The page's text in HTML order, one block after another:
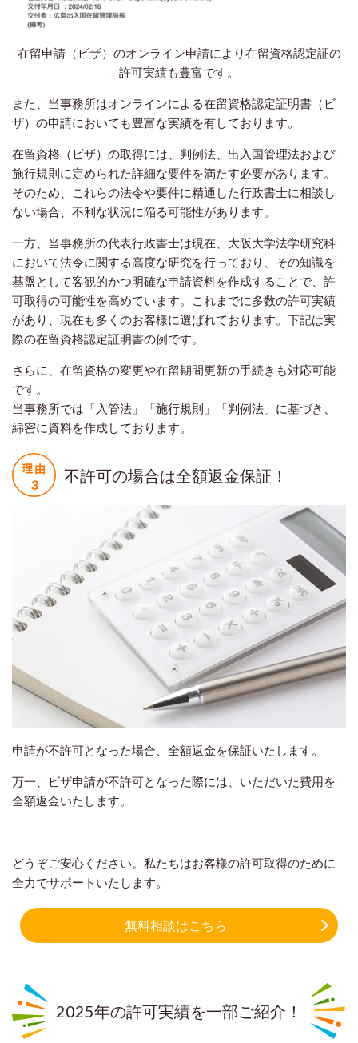
在留申請（ビザ）のオンライン申請により在留資格認定証の
許可実績も豊富です。
また、当事務所はオンラインによる在留資格認定証明書（ビ
ザ）の申請においても豊富な実績を有しております。
在留資格（ビザ）の取得には、判例法、出入国管理法および
施行規則に定められた詳細な要件を満たす必要があります。
そのため、これらの法令や要件に精通した行政書士に相談し
ない場合、不利な状況に陥る可能性があります。
一方、当事務所の代表行政書士は現在、大阪大学法学研究科
において法令に関する高度な研究を行っており、その知識を
基盤として客観的かつ明確な申請資料を作成することで、許
可取得の可能性を高めています。これまでに多数の許可実績
があり、現在も多くのお客様に選ばれております。下記は実
際の在留資格認定証明書の例です。
さらに、在留資格の変更や在留期間更新の手続きも対応可能
です。
当事務所では「入管法」「施行規則」「判例法」に基づき、
綿密に資料を作成しております。
不許可の場合は全額返金保証！
申請が不許可となった場合、全額返金を保証いたします。
万一、ビザ申請が不許可となった際には、いただいた費用を
全額返金いたします。
どうぞご安心ください。私たちはお客様の許可取得のために
全力でサポートいたします。
無料相談はこちら
2025年の許可実績を一部ご紹介！